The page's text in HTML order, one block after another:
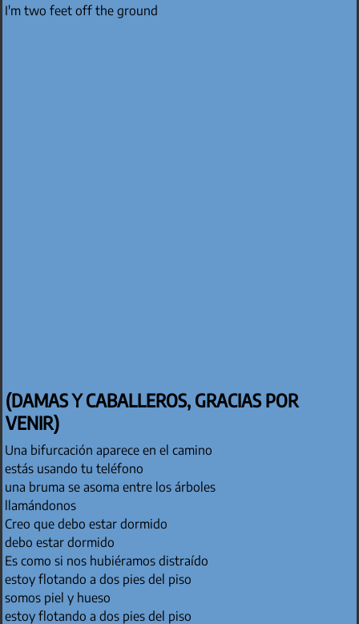
I'm two feet off the ground
(DAMAS Y CABALLEROS, GRACIAS POR
VENIR)
Una bifurcación aparece en el camino
estás usando tu teléfono
una bruma se asoma entre los árboles
llamándonos
Creo que debo estar dormido
debo estar dormido
Es como si nos hubiéramos distraído
estoy flotando a dos pies del piso
somos piel y hueso
estoy flotando a dos pies del piso